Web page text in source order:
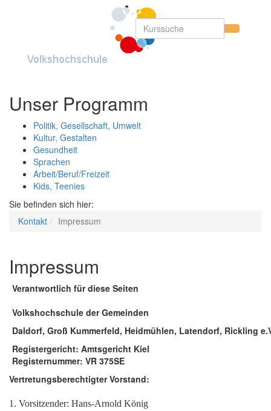
Unser Programm
Politik, Gesellschaft, Umwelt
Kultur, Gestalten
Gesundheit
Sprachen
Arbeit/Beruf/Freizeit
Kids, Teenies
Sie befinden sich hier:
Kontakt
Impressum
Impressum
Verantwortlich für diese Seiten
Volkshochschule der Gemeinden
Daldorf, Groß Kummerfeld, Heidmühlen, Latendorf, Rickling
Registergericht: Amtsgericht Kiel
Registernummer: VR 375SE
Vertretungsberechtigter Vorstand:
1. Vorsitzender: Hans-Arnold König